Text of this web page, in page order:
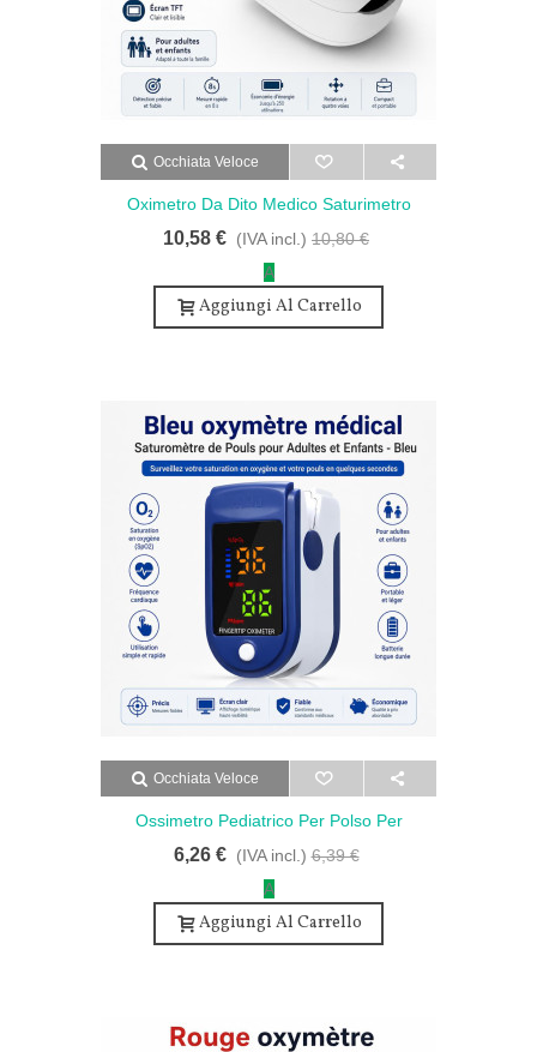
Occhiata Veloce
Oximetro Da Dito Medico Saturimetro
Saturazione Di Ossigeno - Pulsossimetro
Medicale Portatile SpO2
10,58 € (IVA incl.) 10,80 €
A
Aggiungi Al Carrello
Occhiata Veloce
Ossimetro Pediatrico Per Polso Per
Bambini Ossimetro Medico - Saturimetro
Da Polso Per Adulti E Bambini - Blu
6,26 € (IVA incl.) 6,39 €
A
Aggiungi Al Carrello